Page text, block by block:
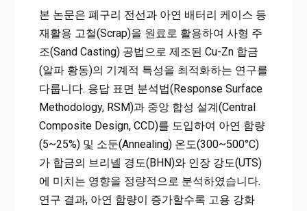
본 논문은 폐구리 전선과 아연 배터리 케이스 등
재활용 고철(Scrap)을 원료로 활용하여 사형 주
조(Sand Casting) 공법으로 제조된 Cu-Zn 합금
(알파 황동)의 기계적 특성을 최적화하는 연구를
다룹니다. 응답 표면 분석법(Response Surface
Methodology, RSM)과 중앙 합성 설계(Central
Composite Design, CCD)를 도입하여 아연 함량
(5~25%) 및 소둔(Annealing) 온도(300~500°C)
가 합금의 브리넬 경도(BHN)와 인장 강도(UTS)
에 미치는 영향을 정량적으로 분석하였습니다.
연구 결과, 아연 함량이 증가할수록 고용 강화